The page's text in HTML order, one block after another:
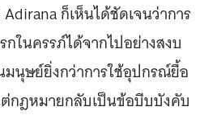
ก็เห็นได้ชัดเจนว่าการ
ในครรภ์ได้จากไปอย่างสงบ
นุษย์ยิ่งกว่าการใช้อุปกรณ์ยื้อ
ต่กฎหมายกลับเป็นข้อบีบบังคับ